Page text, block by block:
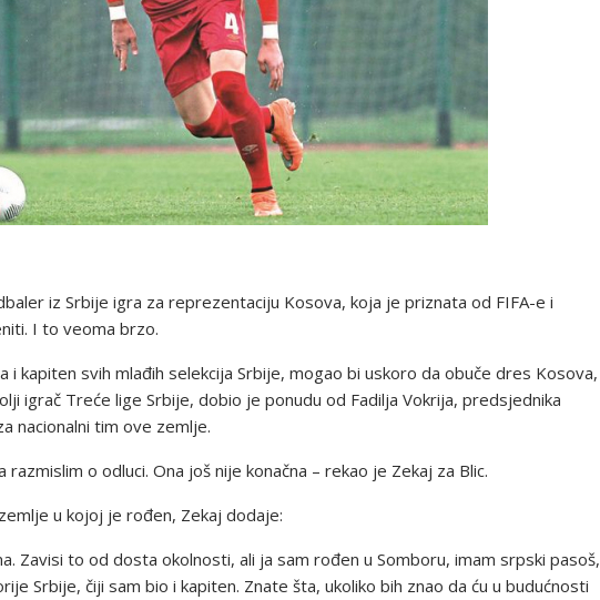
iz Srbije igra za reprezentaciju Kosova, koja je priznata od FIFA-e i
I to veoma brzo.
i kapiten svih mlađih selekcija Srbije, mogao bi uskoro da obuče dres Kosova,
igrač Treće lige Srbije, dobio je ponudu od Fadilja Vokrija, predsjednika
nacionalni tim ove zemlje.
o odluci. Ona još nije konačna – rekao je Zekaj za Blic.
u kojoj je rođen, Zekaj dodaje:
Zavisi to od dosta okolnosti, ali ja sam rođen u Somboru, imam srpski pasoš,
Srbije, čiji sam bio i kapiten. Znate šta, ukoliko bih znao da ću u budućnosti